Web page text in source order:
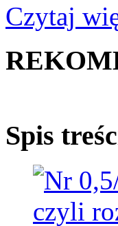
Czytaj
Spis